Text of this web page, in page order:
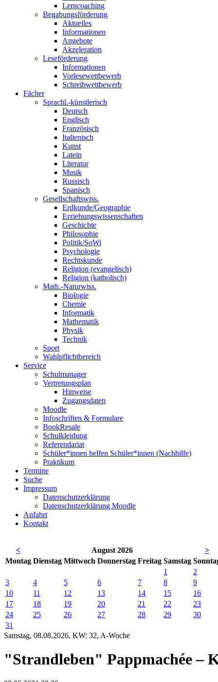
Lerncoaching
Begabungsförderung
Aktuelles
Informationen
Angebote
Akzeleration
Leseförderung
Informationen
Vorlesewettbewerb
Schreibwettbewerb
Fächer
Sprachl.-künstlerisch
Deutsch
Englisch
Französisch
Italienisch
Kunst
Latein
Literatur
Musik
Russisch
Spanisch
Gesellschaftswiss.
Erdkunde/Geographie
Erziehungswissenschaften
Geschichte
Philosophie
Politik/SoWi
Psychologie
Rechtskunde
Religion (evangelisch)
Religion (katholisch)
Math.-Naturwiss.
Biologie
Chemie
Informatik
Mathematik
Physik
Technik
Sport
Wahlpflichtbereich
Service
Schulmanager
Vertretungsplan
Hinweise
Zugangsdaten
Moodle
Infoschriften & Formulare
BookResale
Schulkleidung
Referendariat
Schüler*innen helfen Schüler*innen (Nachhilfe)
Praktikum
Termine
Suche
Impressum
Datenschutzerklärung
Datenschutzerklärung Moodle
Anfahrt
Kontakt
< August 2026
>
Montag Dienstag Mittwoch Donnerstag Freitag Samstag So
1
2
3
4 5 6 7 8
9
10
11 12 13 14 15
16
17
18 19 20 21 22
23
24
25 26 27 28 29
30
31
Samstag, 08.08.2026, KW: 32, A-Woche
"Strandleben" Pappmachée –